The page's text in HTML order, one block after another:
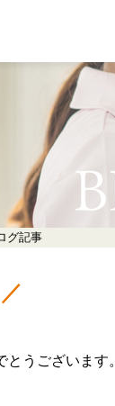
記事
うございます。